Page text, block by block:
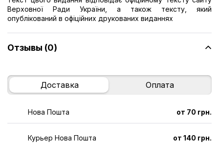
Верховної Ради України, а також тексту, який
опублікований в офіційних друкованих виданнях
Отзывы (0)
Доставка Оплата
Нова Пошта от 70 грн.
Курьер Нова Пошта от 140 грн.